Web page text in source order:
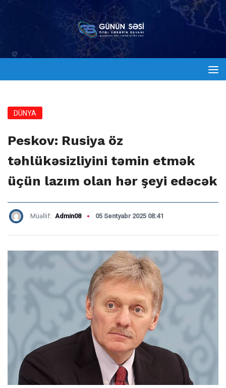
DÜNYA
Peskov: Rusiya öz
təhlükəsizliyini təmin etmək
üçün lazım olan hər şeyi edəcək
Müəllif: Admin08 05 Sentyabr 2025 08:41